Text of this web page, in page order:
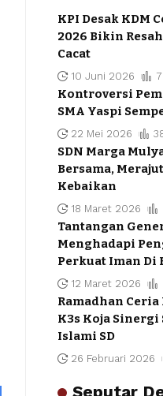
KPI Desak KDM
2026 Bikin
Cacat
10 Juni 2026
Kontroversi
SMA Yaspi
22 Mei 2026
SDN Marga
Bersama,
Kebaikan
18 Maret 2026
Tantangan
Menghadapi
Perkuat Iman Di
12 Maret 2026
Ramadhan Ceria
K3s Koja
Islami SD
26 Februari 2026
Seputar